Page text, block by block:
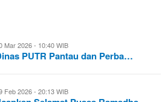
Mar 2026 - 10:40 WIB
PUTR Pantau dan Perba…
Feb 2026 - 20:13 WIB